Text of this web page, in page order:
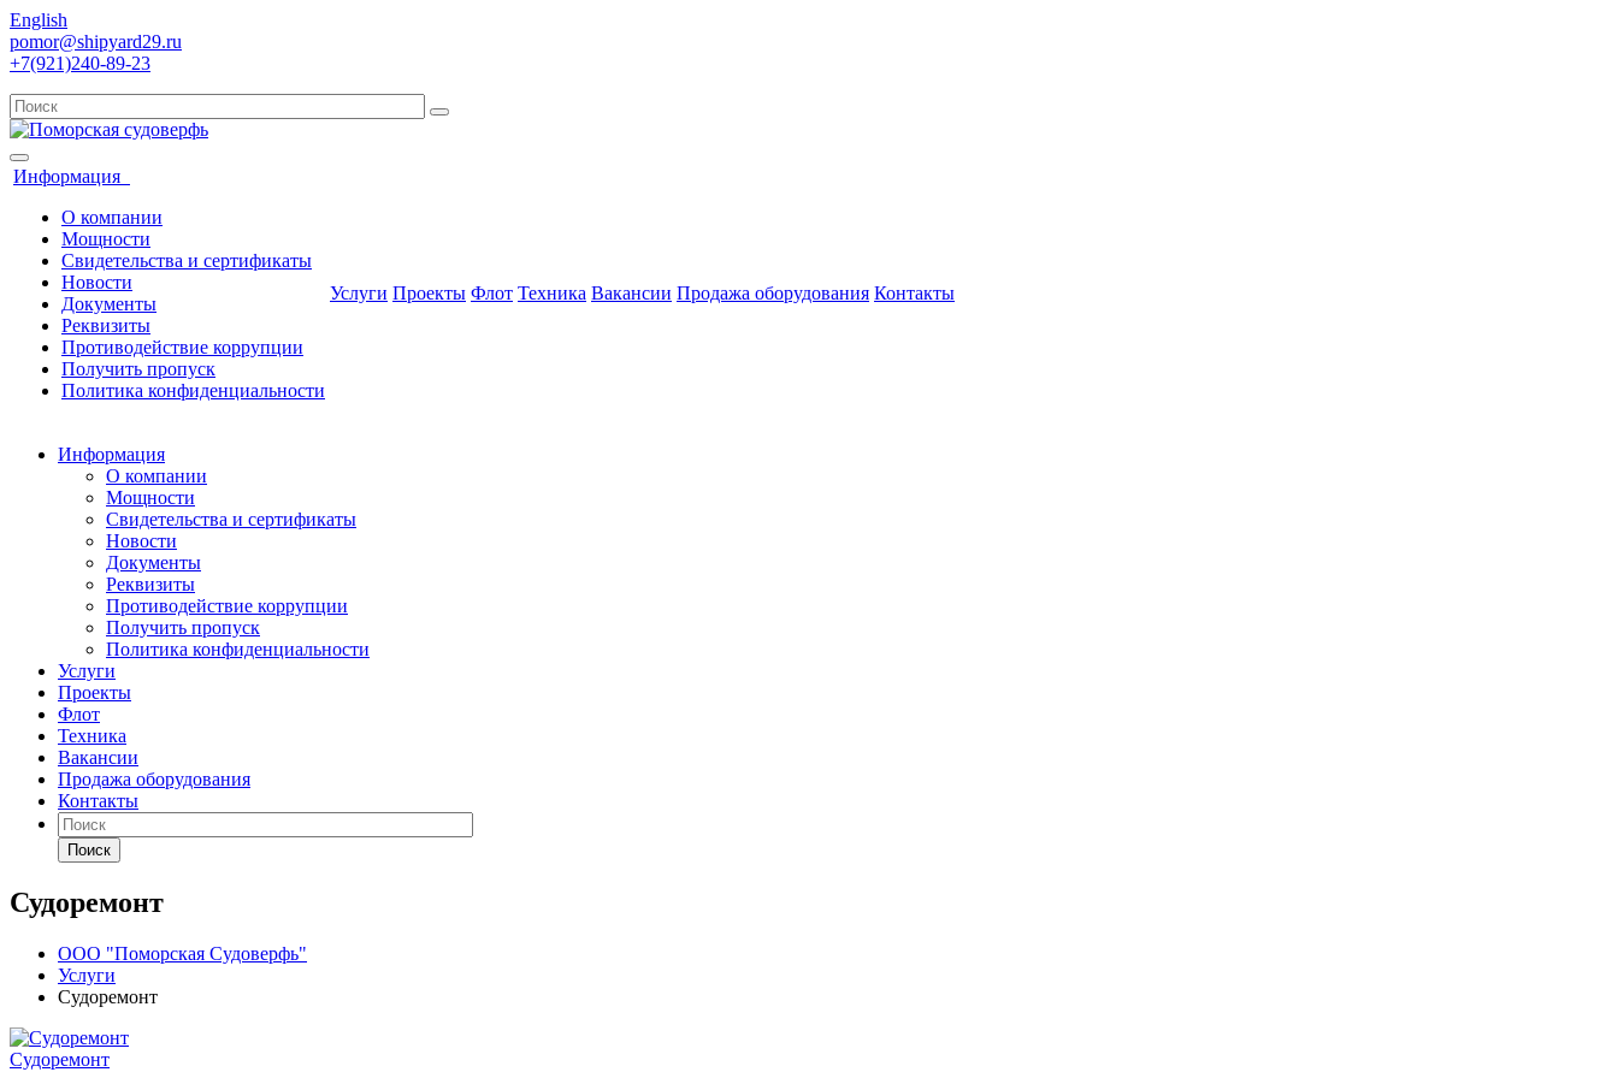
English
pomor@shipyard29.ru
+7(921)240-89-23
Информация
О компании
Мощности
Свидетельства и сертификаты
Новости
Документы
Реквизиты
Противодействие коррупции
Получить пропуск
Политика конфиденциальности
Услуги Проекты Флот Техника Вакансии Продажа оборудования Контакты
Информация
О компании
Мощности
Свидетельства и сертификаты
Новости
Документы
Реквизиты
Противодействие коррупции
Получить пропуск
Политика конфиденциальности
Услуги
Проекты
Флот
Техника
Вакансии
Продажа оборудования
Контакты
Поиск
Судоремонт
ООО "Поморская Судоверфь"
Услуги
Судоремонт
Судоремонт